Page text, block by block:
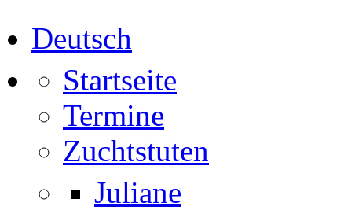
Fjordpferdezucht Silke u. Jürgen
Deutsch
Startseite
Termine
Zuchtstuten
Juliane